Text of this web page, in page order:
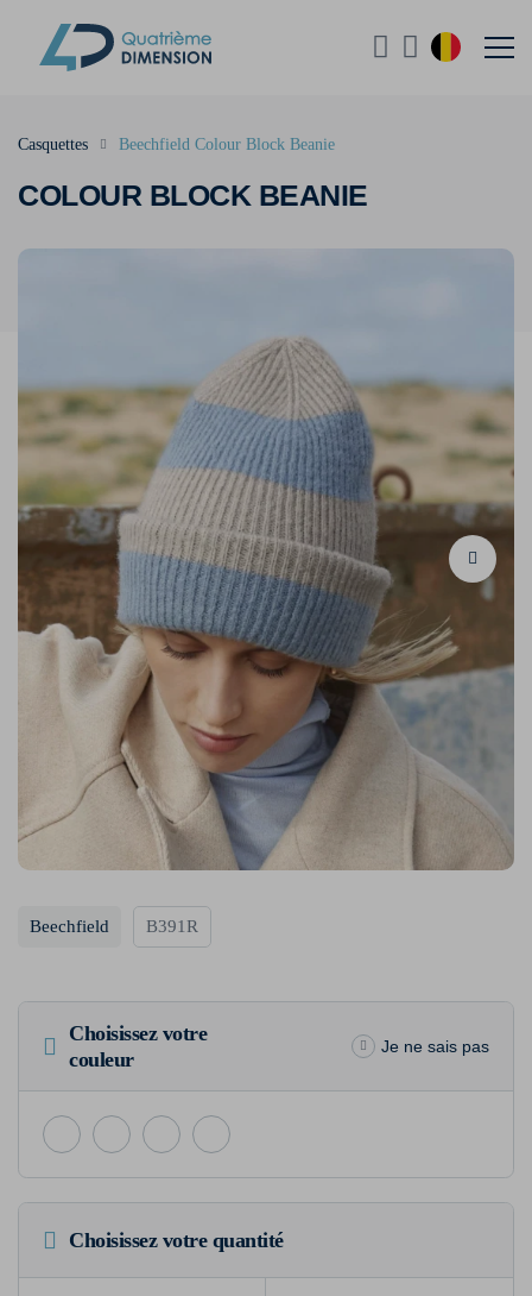
COLOUR BLOCK BEANIE
Casquettes Beechfield Colour Block Beanie
Beechfield B391R
Choisissez votre
couleur
Je ne sais pas
Choisissez votre quantité